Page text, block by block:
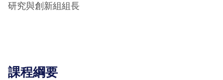
研究與創新組組長
課程綱要